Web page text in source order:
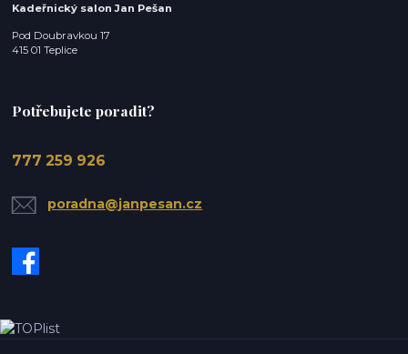
Kadeřnický salon Jan Pešan
Pod Doubravkou 17
415 01 Teplice
Potřebujete poradit?
777 259 926
poradna@janpesan.cz